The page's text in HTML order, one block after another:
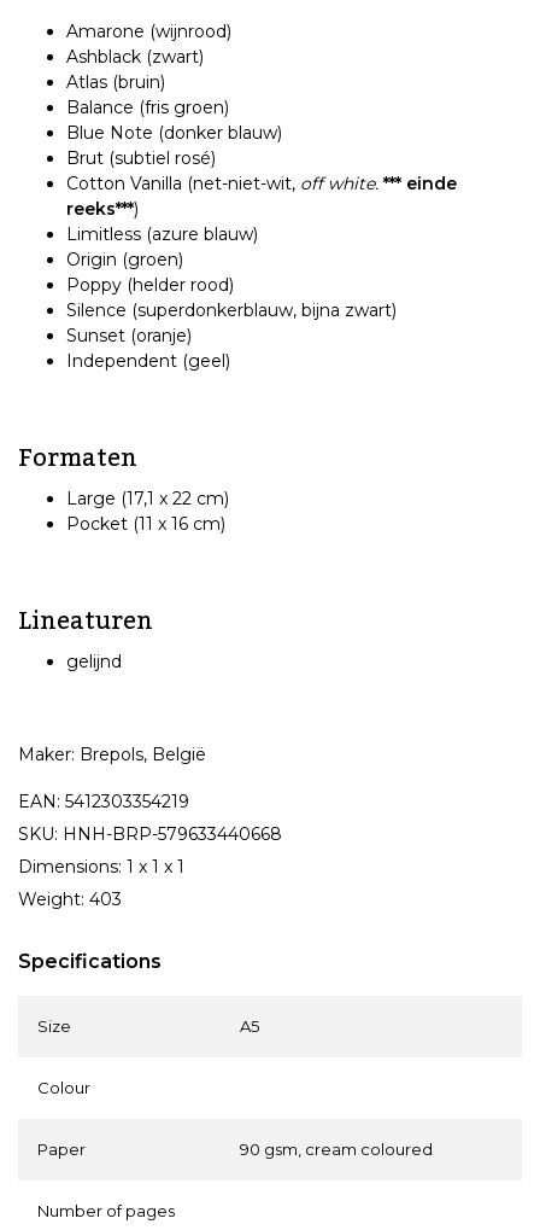
Amarone (wijnrood)
Ashblack (zwart)
Atlas (bruin)
Balance (fris groen)
Blue Note (donker blauw)
Brut (subtiel rosé)
Cotton Vanilla (net-niet-wit, off white. *** einde
reeks***)
Limitless (azure blauw)
Origin (groen)
Poppy (helder rood)
Silence (superdonkerblauw, bijna zwart)
Sunset (oranje)
Independent (geel)
Formaten
Large (17,1 x 22 cm)
Pocket (11 x 16 cm)
Lineaturen
gelijnd
Maker: Brepols, België
EAN: 5412303354219
SKU: HNH-BRP-579633440668
Dimensions: 1 x 1 x 1
Weight: 403
Specifications
Size A5
Colour
Paper 90 gsm, cream coloured
Number of pages